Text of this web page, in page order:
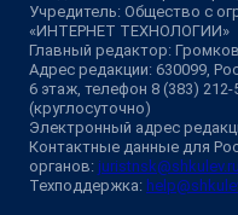
Учредитель: Общество с
«ИНТЕРНЕТ ТЕХНОЛОГИИ»
Главный редактор:
Адрес редакции: 630099,
6 этаж, телефон 8 (383) 212-
(круглосуточно)
Электронный адрес
Контактные данные для
органов: juristnsk@shkulev.ru
Техподдержка: